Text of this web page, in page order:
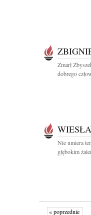
Zmarł
dobrego
Nie umiera
głębokim
« poprzednie